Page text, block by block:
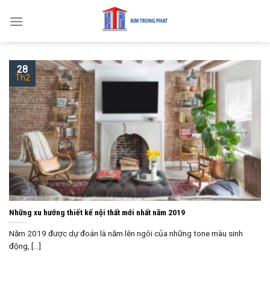
Những xu hướng thiết kế nội thất mới nhất năm 2019
Năm 2019 được dự đoán là năm lên ngôi của những tone màu sinh
động, [...]
28
Th2